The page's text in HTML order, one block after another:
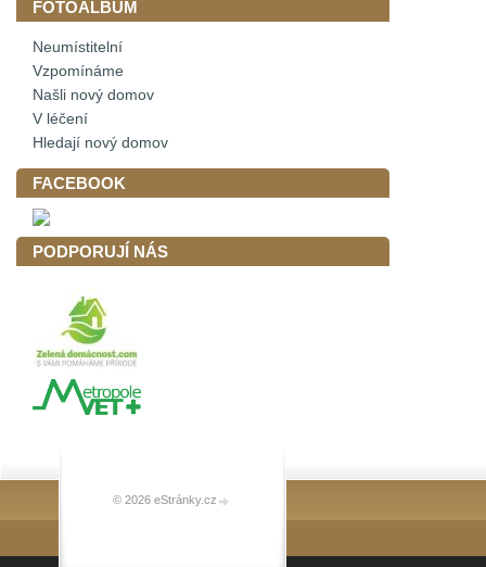
FOTOALBUM
Neumístitelní
Vzpomínáme
Našli nový domov
V léčení
Hledají nový domov
FACEBOOK
PODPORUJÍ NÁS
© 2026 eStránky.cz